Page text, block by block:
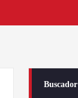
Buscador